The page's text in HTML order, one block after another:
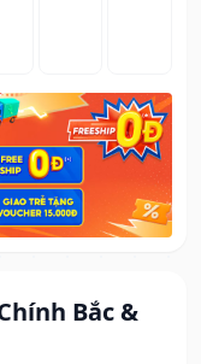
Bắc &